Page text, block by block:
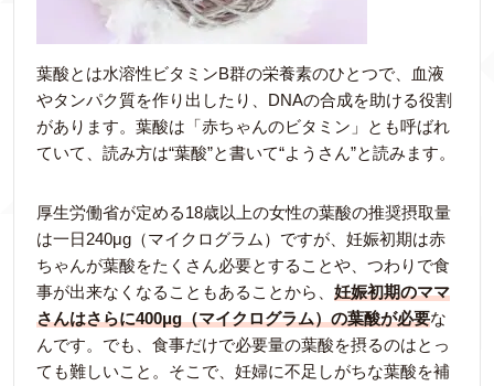
葉酸とは水溶性ビタミンB群の栄養素のひとつで、血液
やタンパク質を作り出したり、DNAの合成を助ける役割
があります。葉酸は「赤ちゃんのビタミン」とも呼ばれ
ていて、読み方は“葉酸”と書いて“ようさん”と読みます。
厚生労働省が定める18歳以上の女性の葉酸の推奨摂取量
は一日240μg（マイクログラム）ですが、妊娠初期は赤
ちゃんが葉酸をたくさん必要とすることや、つわりで食
事が出来なくなることもあることから、 妊娠初期のママ
さんはさらに400μg（マイクログラム）の葉酸が必要な
んです。でも、食事だけで必要量の葉酸を摂るのはとっ
ても難しいこと。そこで、妊婦に不足しがちな葉酸を補